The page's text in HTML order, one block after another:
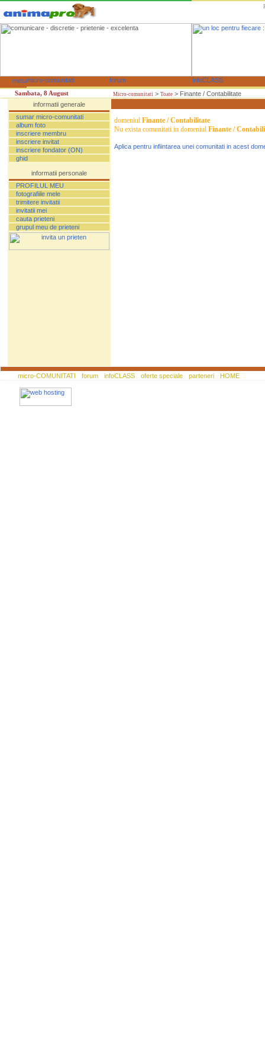
Sambata, 8 August Micro-comunitati > Toate > Finante / Contabilitate
sumar micro-comunitati
album foto
inscriere membru
inscriere invitat
inscriere fondator (ON)
ghid
PROFILUL MEU
fotografiile mele
trimitere invitatii
invitatii mei
cauta prieteni
grupul meu de prieteni
domeniul Finante / Contabilitate
Nu exista comunitati in domeniul Finante /
Aplica pentru infiintarea unei comunitati in acest
micro-COMUNITATI forum infoCLASS oferte speciale parteneri HOME